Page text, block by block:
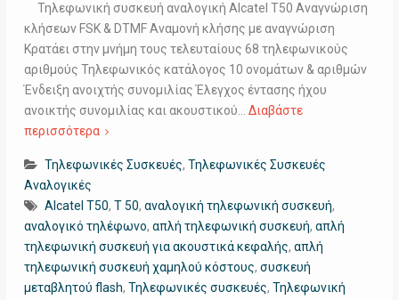
Τηλεφωνική συσκευή αναλογική Alcatel T50 Αναγνώριση
κλήσεων FSK & DTMF Αναμονή κλήσης με αναγνώριση
Κρατάει στην μνήμη τους τελευταίους 68 τηλεφωνικούς
αριθμούς Τηλεφωνικός κατάλογος 10 ονομάτων & αριθμών
Ένδειξη ανοιχτής συνομιλίας Έλεγχος έντασης ήχου
ανοικτής συνομιλίας και ακουστικού… Διαβάστε
περισσότερα
Τηλεφωνικές Συσκευές, Τηλεφωνικές Συσκευές
Αναλογικές
Alcatel T50, T 50, αναλογική τηλεφωνική συσκευή,
αναλογικό τηλέφωνο, απλή τηλεφωνική συσκευή, απλή
τηλεφωνική συσκευή για ακουστικά κεφαλής, απλή
τηλεφωνική συσκευή χαμηλού κόστους, συσκευή
μεταβλητού flash, Τηλεφωνικές συσκευές, Τηλεφωνική